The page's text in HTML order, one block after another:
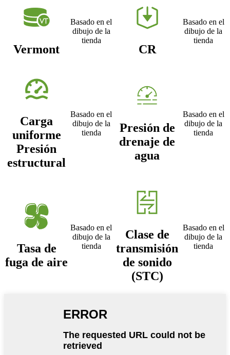
Vermont
Basado en el
dibujo de la
tienda
CR
Basado en el
dibujo de la
tienda
Carga
uniforme
Presión
estructural
Basado en el
dibujo de la
tienda
Presión de
drenaje de
agua
Basado en el
dibujo de la
tienda
Tasa de
fuga de aire
Basado en el
dibujo de la
tienda
Clase de
transmisión
de sonido
(STC)
Basado en el
dibujo de la
tienda